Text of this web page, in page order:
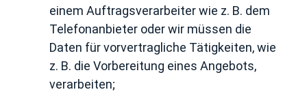
einem Auftragsverarbeiter wie z. B. dem
Telefonanbieter oder wir müssen die
Daten für vorvertragliche Tätigkeiten, wie
z. B. die Vorbereitung eines Angebots,
verarbeiten;